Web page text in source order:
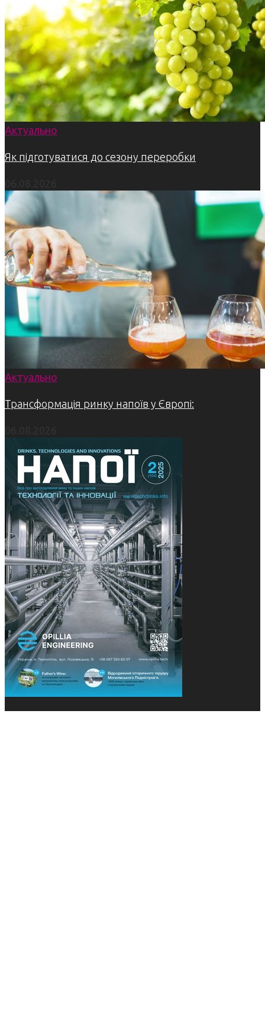
Актуально
Як підготуватися до сезону переробки
Актуально
Трансформація ринку напоїв у Європі: